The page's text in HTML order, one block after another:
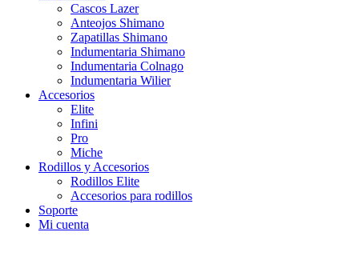
Cascos Lazer
Anteojos Shimano
Zapatillas Shimano
Indumentaria Shimano
Indumentaria Colnago
Indumentaria Wilier
Accesorios
Elite
Infini
Pro
Miche
Rodillos y Accesorios
Rodillos Elite
Accesorios para rodillos
Soporte
Mi cuenta